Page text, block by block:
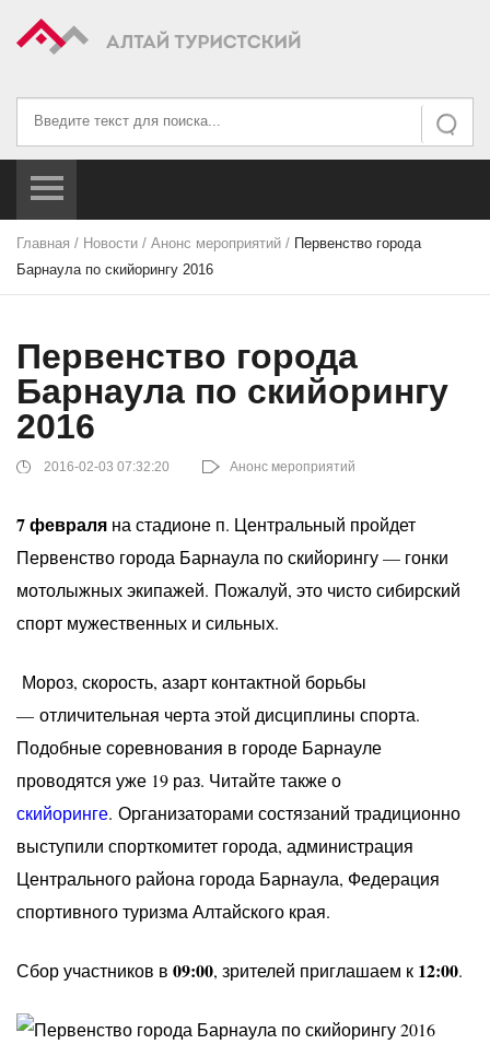
Искать
Искать...
Главная / Новости / Анонс мероприятий / Первенство города
Барнаула по скийорингу 2016
Первенство города
Барнаула по скийорингу
2016
2016-02-03 07:32:20 Анонс мероприятий
7 февраля на стадионе п. Центральный пройдет
Первенство города Барнаула по скийорингу — гонки
мотолыжных экипажей. Пожалуй, это чисто сибирский
спорт мужественных и сильных.
Мороз, скорость, азарт контактной борьбы
— отличительная черта этой дисциплины спорта.
Подобные соревнования в городе Барнауле
проводятся уже 19 раз. Читайте также о
скийоринге. Организаторами состязаний традиционно
выступили спорткомитет города, администрация
Центрального района города Барнаула, Федерация
спортивного туризма Алтайского края.
Сбор участников в 09:00, зрителей приглашаем к 12:00.